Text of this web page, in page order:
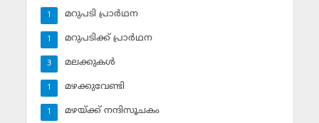
മറുപടി പ്രാര്‍ഥന
1
മറുപടിക്ക് പ്രാര്‍ഥന
1
മലക്കുകള്‍
3
മഴക്കുവേണ്ടി
1
മഴയ്ക്ക് നന്ദിസൂചകം
1